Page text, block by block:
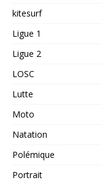
kitesurf
Ligue 1
Ligue 2
LOSC
Lutte
Moto
Natation
Polémique
Portrait